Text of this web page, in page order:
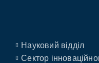
Науковий відділ
Сектор